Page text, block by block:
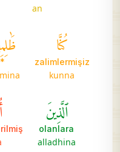
an
كُنَّا
zalimlermişiz
kunna
*
ٱلَّذِينَ
olanlara
alladhina